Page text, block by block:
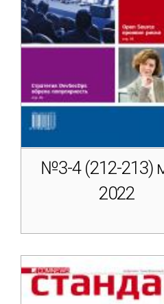
№3-4 (212-213)
2022